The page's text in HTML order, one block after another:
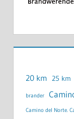
20 km 25 km
brander
Camino del Norte.